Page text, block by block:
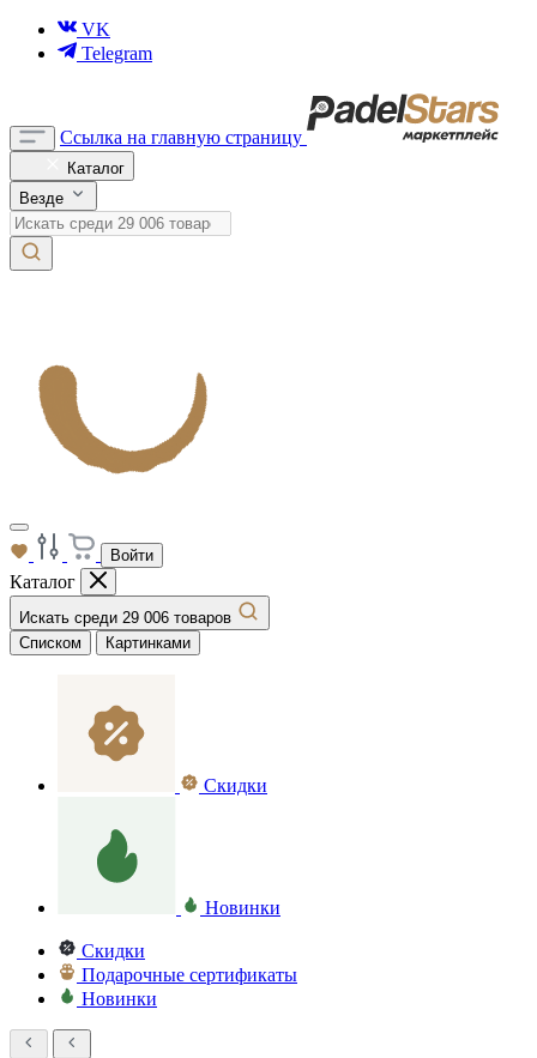
VK
Telegram
Ссылка на главную страницу
Каталог
Везде
Войти
Каталог
Искать среди 29 006 товаров
Списком
Картинками
Скидки
Новинки
Скидки
Подарочные сертификаты
Новинки